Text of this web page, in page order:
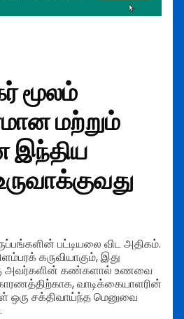
மூலம்
மற்றும்
இந்திய
பட்டியலை விட அதிகம்.
கருவியாகும், இது
அவர்களின் கண்களால் உணவை
வாடிக்கையாளரின்
சக்திவாய்ந்த மெனுவை